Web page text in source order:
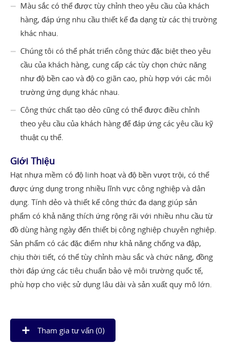
Màu sắc có thể được tùy chỉnh theo yêu cầu của khách
hàng, đáp ứng nhu cầu thiết kế đa dạng từ các thị trường
khác nhau.
Chúng tôi có thể phát triển công thức đặc biệt theo yêu
cầu của khách hàng, cung cấp các tùy chọn chức năng
như độ bền cao và độ co giãn cao, phù hợp với các môi
trường ứng dụng khác nhau.
Công thức chất tạo dẻo cũng có thể được điều chỉnh
theo yêu cầu của khách hàng để đáp ứng các yêu cầu kỹ
thuật cụ thể.
Giới Thiệu
Hạt nhựa mềm có độ linh hoạt và độ bền vượt trội, có thể
được ứng dụng trong nhiều lĩnh vực công nghiệp và dân
dụng. Tính dẻo và thiết kế công thức đa dạng giúp sản
phẩm có khả năng thích ứng rộng rãi với nhiều nhu cầu từ
đồ dùng hàng ngày đến thiết bị công nghiệp chuyên nghiệp.
Sản phẩm có các đặc điểm như khả năng chống va đập,
chịu thời tiết, có thể tùy chỉnh màu sắc và chức năng, đồng
thời đáp ứng các tiêu chuẩn bảo vệ môi trường quốc tế,
phù hợp cho việc sử dụng lâu dài và sản xuất quy mô lớn.
Tham gia tư vấn (0)